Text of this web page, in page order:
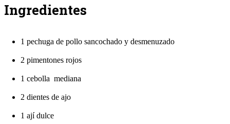
Ingredientes
1 pechuga de pollo sancochado y desmenuzado
2 pimentones rojos
1 cebolla mediana
2 dientes de ajo
1 ají dulce